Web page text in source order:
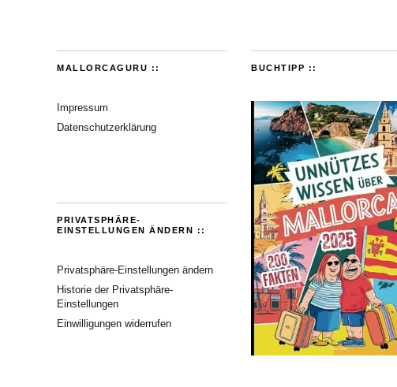
MALLORCAGURU ::
Impressum
Datenschutzerklärung
PRIVATSPHÄRE-
EINSTELLUNGEN ÄNDERN ::
Privatsphäre-Einstellungen ändern
Historie der Privatsphäre-
Einstellungen
Einwilligungen widerrufen
BUCHTIPP ::